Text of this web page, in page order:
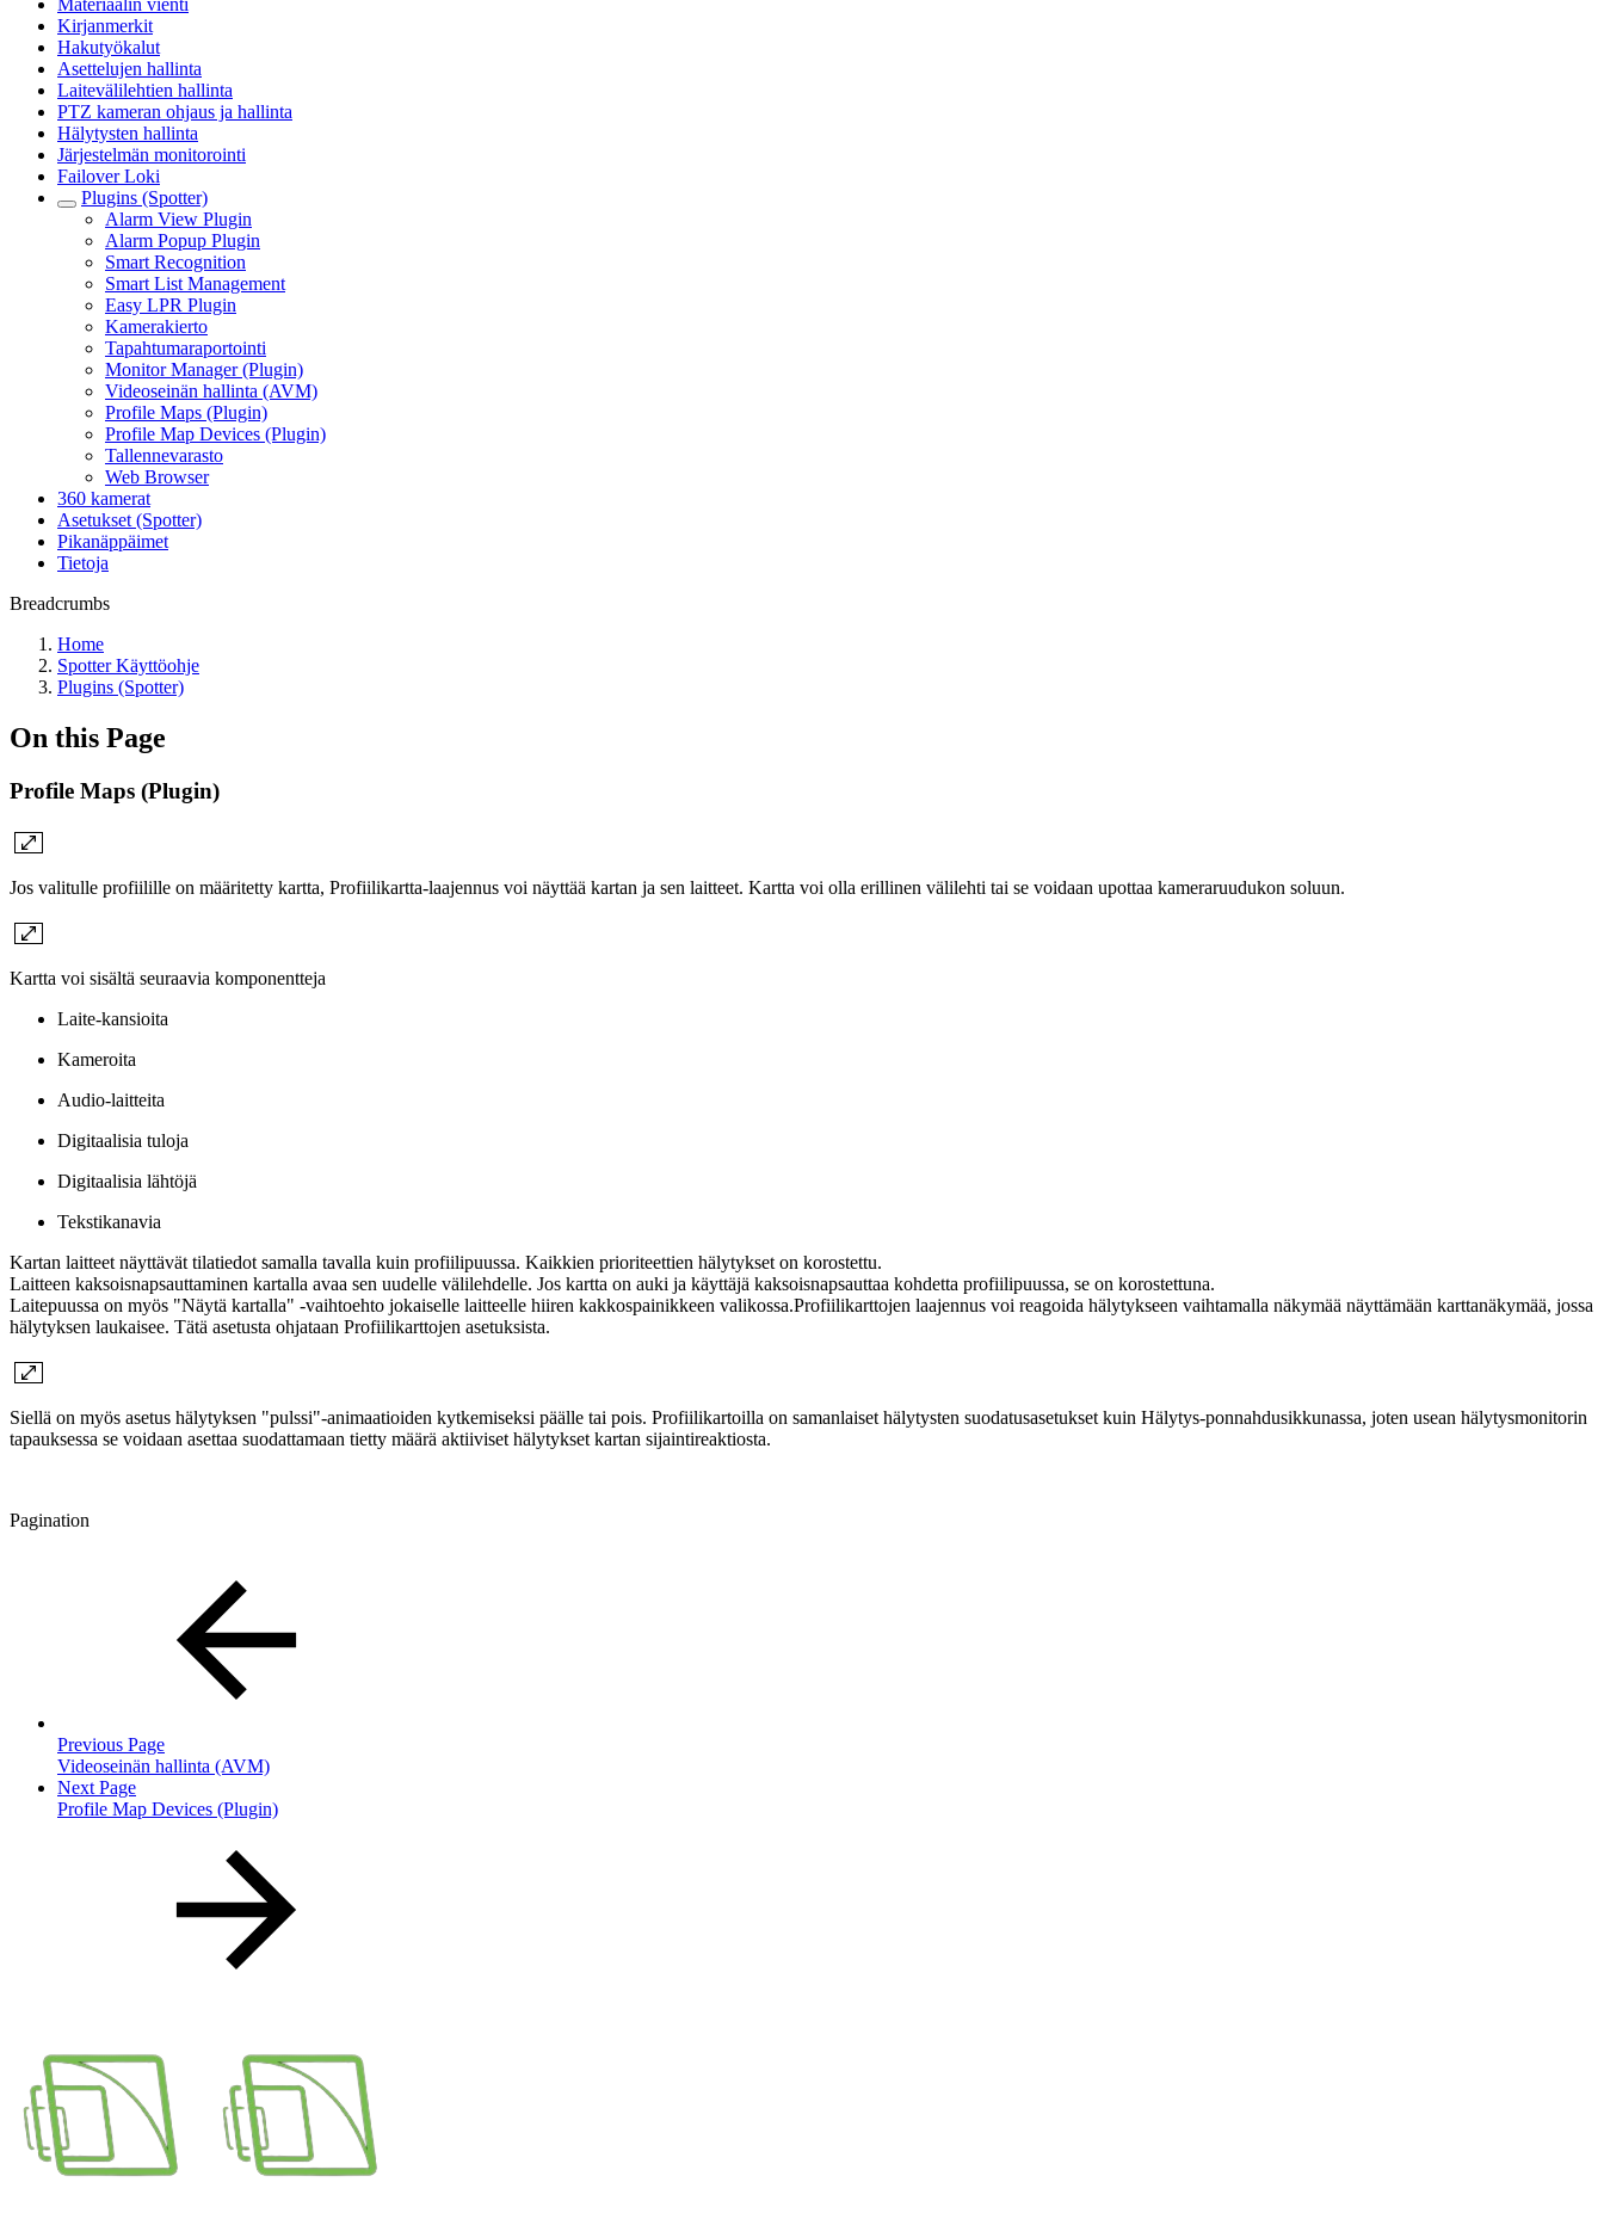
Materiaalin vienti
Kirjanmerkit
Hakutyökalut
Asettelujen hallinta
Laitevälilehtien hallinta
PTZ kameran ohjaus ja hallinta
Hälytysten hallinta
Järjestelmän monitorointi
Failover Loki
Plugins (Spotter)
Alarm View Plugin
Alarm Popup Plugin
Smart Recognition
Smart List Management
Easy LPR Plugin
Kamerakierto
Tapahtumaraportointi
Monitor Manager (Plugin)
Videoseinän hallinta (AVM)
Profile Maps (Plugin)
Profile Map Devices (Plugin)
Tallennevarasto
Web Browser
360 kamerat
Asetukset (Spotter)
Pikanäppäimet
Tietoja
Breadcrumbs
Home
Spotter Käyttöohje
Plugins (Spotter)
On this Page
Profile Maps (Plugin)
Jos valitulle profiilille on määritetty kartta, Profiilikartta-laajennus voi näyttää kartan ja sen laitteet. Kartta voi olla erillinen välilehti tai se voidaan upottaa kameraruudukon soluun.
Kartta voi sisältä seuraavia komponentteja
Laite-kansioita
Kameroita
Audio-laitteita
Digitaalisia tuloja
Digitaalisia lähtöjä
Tekstikanavia
Kartan laitteet näyttävät tilatiedot samalla tavalla kuin profiilipuussa. Kaikkien prioriteettien hälytykset on korostettu.
Laitteen kaksoisnapsauttaminen kartalla avaa sen uudelle välilehdelle. Jos kartta on auki ja käyttäjä kaksoisnapsauttaa kohdetta profiilipuussa, se on korostettuna.
Laitepuussa on myös "Näytä kartalla" -vaihtoehto jokaiselle laitteelle hiiren kakkospainikkeen valikossa.Profiilikarttojen laajennus voi reagoida hälytykseen vaihtamalla näkymää näyttämään karttanäkymää, jossa
hälytyksen laukaisee. Tätä asetusta ohjataan Profiilikarttojen asetuksista.
Siellä on myös asetus hälytyksen "pulssi"-animaatioiden kytkemiseksi päälle tai pois. Profiilikartoilla on samanlaiset hälytysten suodatusasetukset kuin Hälytys-ponnahdusikkunassa, joten usean hälytysmonitorin
tapauksessa se voidaan asettaa suodattamaan tietty määrä aktiiviset hälytykset kartan sijaintireaktiosta.
Pagination
Previous Page
Videoseinän hallinta (AVM)
Next Page
Profile Map Devices (Plugin)